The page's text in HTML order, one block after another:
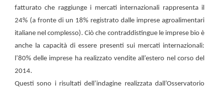
fatturato che raggiunge i mercati internazionali rappresenta il
24% (a fronte di un 18% registrato dalle imprese agroalimentari
italiane nel complesso). Ciò che contraddistingue le imprese bio è
anche la capacità di essere presenti sui mercati internazionali:
l’80% delle imprese ha realizzato vendite all’estero nel corso del
2014.
Questi sono i risultati dell’indagine realizzata dall’Osservatorio